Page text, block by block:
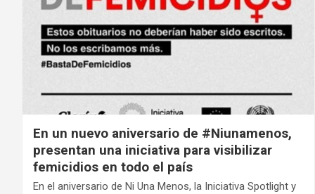
En un nuevo aniversario de #Niunamenos,
presentan una iniciativa para visibilizar
femicidios en todo el país
En el aniversario de Ni Una Menos, la Iniciativa Spotlight y